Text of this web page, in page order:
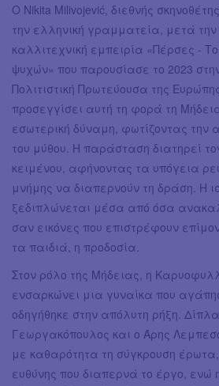
Ο Nikita Milivojević, διεθνής
την ελληνική γραμματεία, μετά
καλλιτεχνική εμπειρία «Πέρσες -
ψυχών» που παρουσίασε το 2023
Πολιτιστική Πρωτεύουσα της
προσεγγίσει αυτή τη φορά τη
εσωτερική δύναμη, φωτίζοντας την
του μύθου. Η παράσταση διατηρεί
κειμένου, αφήνοντας τα υπόγεια
μνήμης να διαπερνούν τη δράση. Η
ξεδιπλώνεται μέσα από όσα
σαν εικόνες που επιστρέφουν
τα παιδιά, η προδοσία.
Στον ρόλο της Μήδειας, η
ενσαρκώνει μια γυναίκα που
οδηγήθηκε στην απόλυτη ρήξη.
Γεωργακόπουλος και ο Άρης
με καθαρότητα τη σύγκρουση
ευθύνης που διαπερνά το έργο, ενώ